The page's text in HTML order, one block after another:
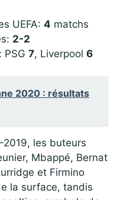
UEFA: 4 matchs
2-2
PSG 7, Liverpool 6
2020 : résultats
les buteurs
Mbappé, Bernat
et Firmino
la surface, tandis